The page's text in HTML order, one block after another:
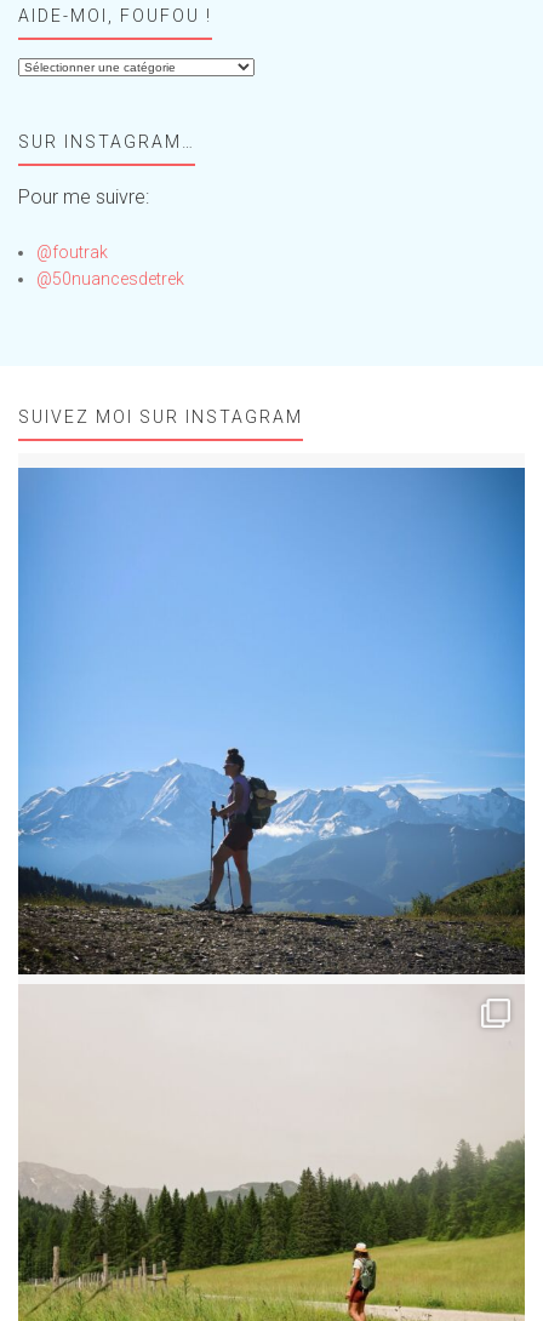
AIDE-MOI, FOUFOU !
Aide-
!SUR INSTAGRAM…
Pour me suivre:
@foutrak
@50nuancesdetrek
SUIVEZ MOI SUR INSTAGRAM